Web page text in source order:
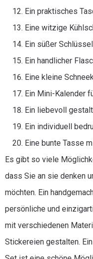
Ein praktisches
Eine witzige
Ein süßer
Ein handlicher
Eine kleine
Ein Mini-Kalender
Ein liebevoll
Ein individuell
Eine bunte Tasse
Es gibt so viele
dass Sie an sie denken
möchten. Ein
persönliche und
mit verschiedenen
Stickereien gestalten.